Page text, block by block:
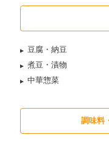
豆腐・納豆
煮豆・漬物
中華惣菜
調味料